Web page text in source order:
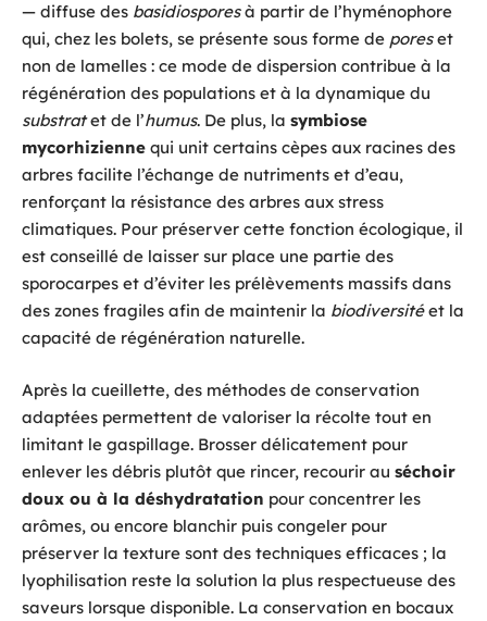
— diffuse des basidiosporesà partir de l’hyménophore
qui, chez les bolets, se présente sous forme de poreset
non de lamelles : ce mode de dispersion contribue à la
régénération des populations et à la dynamique du
substratet de l’humus. De plus, la symbiose
mycorhizienne qui unit certains cèpes aux racines des
arbres facilite l’échange de nutriments et d’eau,
renforçant la résistance des arbres aux stress
climatiques. Pour préserver cette fonction écologique, il
est conseillé de laisser sur place une partie des
sporocarpes et d’éviter les prélèvements massifs dans
des zones fragiles afin de maintenir la biodiversitéet la
capacité de régénération naturelle.
Après la cueillette, des méthodes de conservation
adaptées permettent de valoriser la récolte tout en
limitant le gaspillage. Brosser délicatement pour
enlever les débris plutôt que rincer, recourir au séchoir
doux ou à la déshydratation pour concentrer les
arômes, ou encore blanchir puis congeler pour
préserver la texture sont des techniques efficaces ; la
lyophilisation reste la solution la plus respectueuse des
saveurs lorsque disponible. La conservation en bocaux